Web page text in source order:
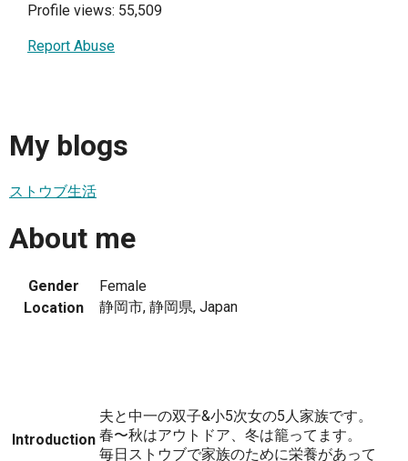
Profile views: 55,509
Report Abuse
My blogs
ストウブ生活
About me
Gender
Female
Location
静岡市, 静岡県, Japan
Introduction
夫と中一の双子&小5次女の5人家族です。
春〜秋はアウトドア、冬は籠ってます。
毎日ストウブで家族のために栄養があって